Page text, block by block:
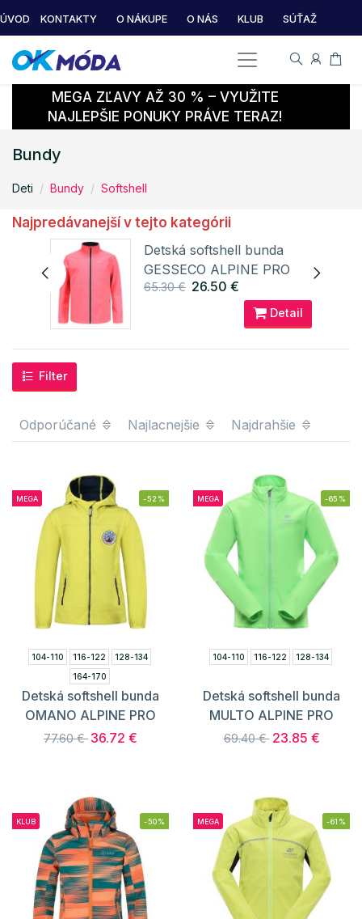
ÚVOD KONTAKTY O NÁKUPE O NÁS KLUB SÚŤAŽ
MEGA ZĽAVY AŽ 30 % – VYUŽITE
NAJLEPŠIE PONUKY PRÁVE TERAZ!
Bundy
Deti Bundy Softshell
Najpredávanejší v tejto kategórii
Detská softshell bunda
GESSECO ALPINE PRO
65.30 € 26.50 €
Detail
Filter
Odporúčané Najlacnejšie Najdrahšie
MEGA -52%
104-110 116-122
128-134
164-170
Detská softshell bunda
OMANO ALPINE PRO
77.60 € 36.72 €
MEGA -65%
104-110 116-122 128-134
Detská softshell bunda
MULTO ALPINE PRO
69.40 € 23.85 €
KLUB -50% MEGA -61%